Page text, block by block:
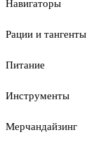
Навигаторы
Рации и тангенты
Питание
Инструменты
Мерчандайзинг